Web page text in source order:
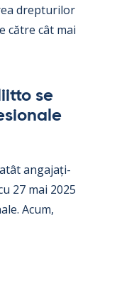
drep­tu­ri­lor
către cât mai
se
an­ga­jați­
27 mai 2025
Acum,